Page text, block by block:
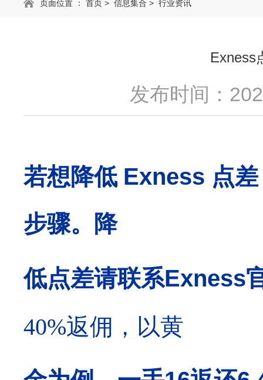
页面位置 ： 首页 > 信息集合 > 行业资讯
Exness
发布时间：
若想降低 Exness 点
步骤。
降
低点差请联系Exness
40%返佣，以黄